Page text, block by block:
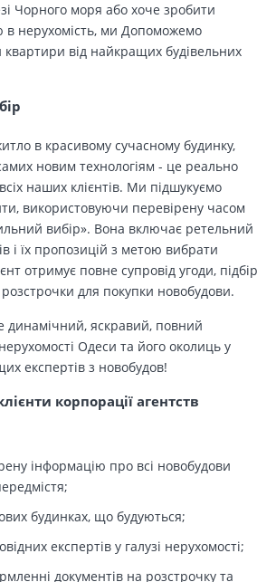
Чорного моря або хоче зробити
в нерухомість, ми Допоможемо
квартири від найкращих будівельних
в красивому сучасному будинку,
новим технологіям - це реально
наших клієнтів. Ми підшукуємо
використовуючи перевірену часом
вибір». Вона включає ретельний
і їх пропозицій з метою вибрати
отримує повне супровід угоди, підбір
розстрочки для покупки новобудови.
динамічний, яскравий, повний
Одеси та його околиць у
експертів з новобудов!
корпорації агентств
інформацію про всі новобудови
будинках, що будуються;
експертів у галузі нерухомості;
документів на розстрочку та